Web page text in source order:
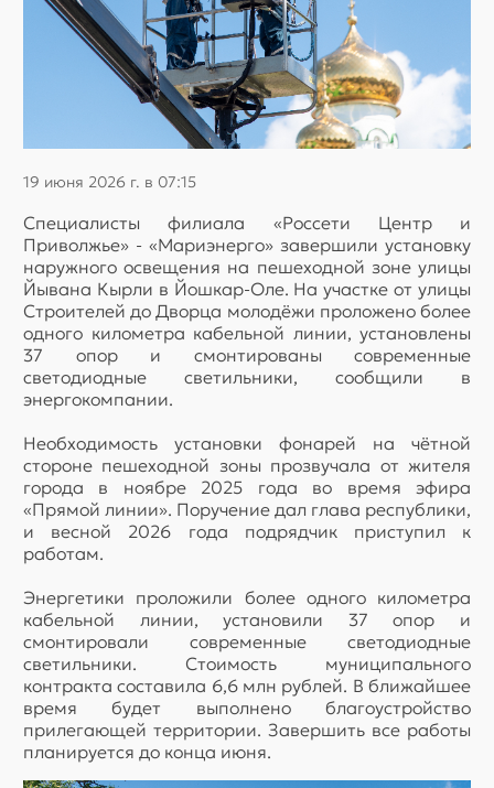
19 июня 2026 г. в 07:15
Специалисты филиала «Россети Центр и
Приволжье» - «Мариэнерго» завершили установку
наружного освещения на пешеходной зоне улицы
Йывана Кырли в Йошкар-Оле. На участке от улицы
Строителей до Дворца молодёжи проложено более
одного километра кабельной линии, установлены
37 опор и смонтированы современные
светодиодные светильники, сообщили в
энергокомпании.
Необходимость установки фонарей на чётной
стороне пешеходной зоны прозвучала от жителя
города в ноябре 2025 года во время эфира
«Прямой линии». Поручение дал глава республики,
и весной 2026 года подрядчик приступил к
работам.
Энергетики проложили более одного километра
кабельной линии, установили 37 опор и
смонтировали современные светодиодные
светильники. Стоимость муниципального
контракта составила 6,6 млн рублей. В ближайшее
время будет выполнено благоустройство
прилегающей территории. Завершить все работы
планируется до конца июня.